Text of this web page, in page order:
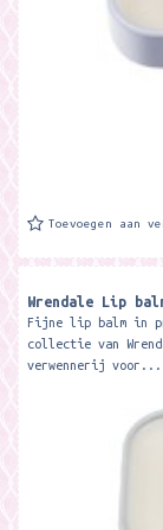
Toevoegen aan
Wrendale Lip
Fijne lip balm in
collectie van
verwennerij voor...